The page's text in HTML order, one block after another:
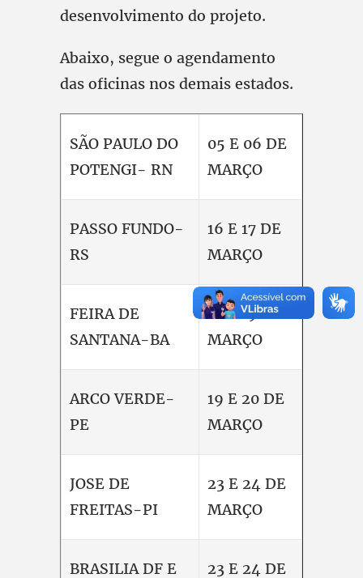
desenvolvimento do projeto.
Abaixo, segue o agendamento
das oficinas nos demais estados.
SÃO PAULO DO
POTENGI- RN
05 E 06 DE
MARÇO
PASSO FUNDO-
RS
16 E 17 DE
MARÇO
FEIRA DE
SANTANA-BA
18 E 19 DE
MARÇO
ARCO VERDE-
PE
19 E 20 DE
MARÇO
JOSE DE
FREITAS-PI
23 E 24 DE
MARÇO
BRASILIA DF E
23 E 24 DE